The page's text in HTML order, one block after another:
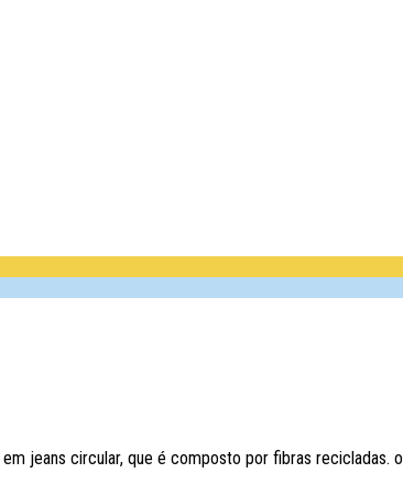
jeans circular, que é composto por fibras recicladas.